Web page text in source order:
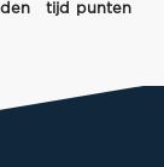
tijd
punten